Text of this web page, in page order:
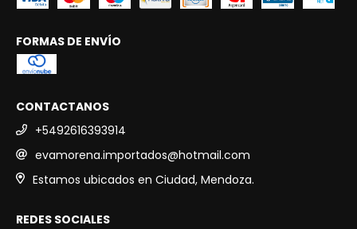
FORMAS DE ENVÍO
CONTACTANOS
+5492616393914
evamorena.importados@hotmail.com
Estamos ubicados en Ciudad, Mendoza.
REDES SOCIALES